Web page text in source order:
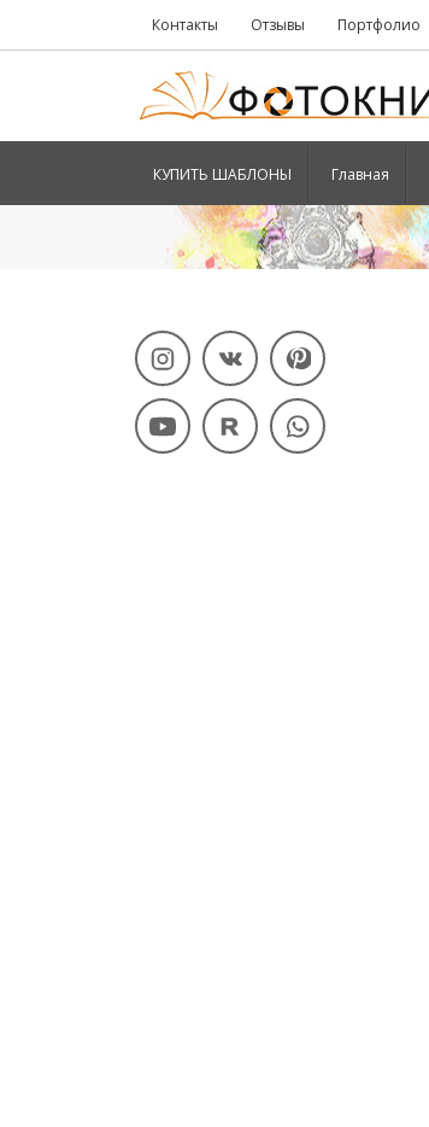
Контакты Отзывы Портфолио
КУПИТЬ ШАБЛОНЫ Главная